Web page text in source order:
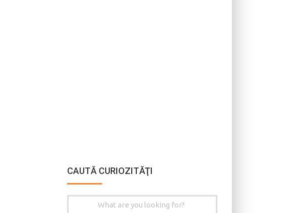
CAUTĂ CURIOZITĂŢI
Search